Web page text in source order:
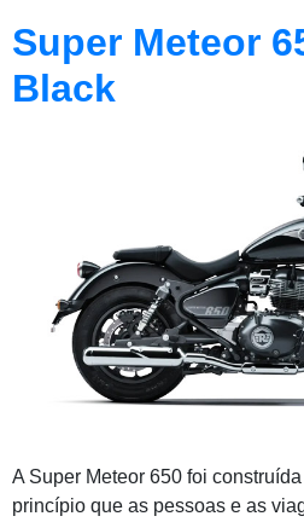
Super Meteor
Black
A Super Meteor 650 foi
princípio que as pessoas e as